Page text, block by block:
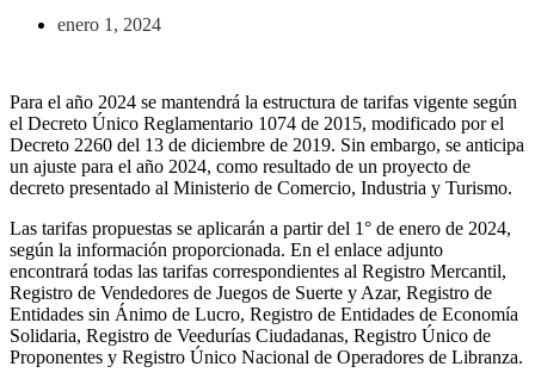
enero 1, 2024
Para el año 2024 se mantendrá la estructura de tarifas vigente según
el Decreto Único Reglamentario 1074 de 2015, modificado por el
Decreto 2260 del 13 de diciembre de 2019. Sin embargo, se anticipa
un ajuste para el año 2024, como resultado de un proyecto de
decreto presentado al Ministerio de Comercio, Industria y Turismo.
Las tarifas propuestas se aplicarán a partir del 1° de enero de 2024,
según la información proporcionada. En el enlace adjunto
encontrará todas las tarifas correspondientes al Registro Mercantil,
Registro de Vendedores de Juegos de Suerte y Azar, Registro de
Entidades sin Ánimo de Lucro, Registro de Entidades de Economía
Solidaria, Registro de Veedurías Ciudadanas, Registro Único de
Proponentes y Registro Único Nacional de Operadores de Libranza.